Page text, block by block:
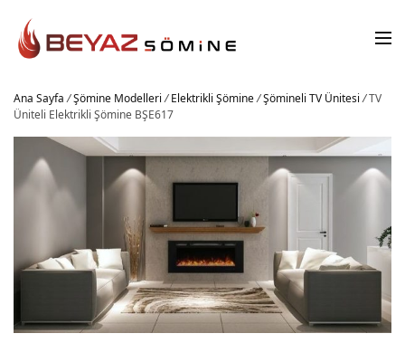
Ana Sayfa /Şömine Modelleri / Elektrikli Şömine/Şömineli TV Ünitesi /TV
Üniteli Elektrikli Şömine BŞE617